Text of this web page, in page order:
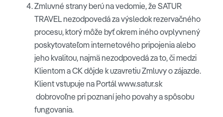
Zmluvné strany berú na vedomie, že SATUR
TRAVEL nezodpovedá za výsledok rezervačného
procesu, ktorý môže byť okrem iného ovplyvnený
poskytovateľom internetového pripojenia alebo
jeho kvalitou, najmä nezodpovedá za to, či medzi
Klientom a CK dôjde k uzavretiu Zmluvy o zájazde.
Klient vstupuje na Portál www.satur.sk
dobrovoľne pri poznaní jeho povahy a spôsobu
fungovania.